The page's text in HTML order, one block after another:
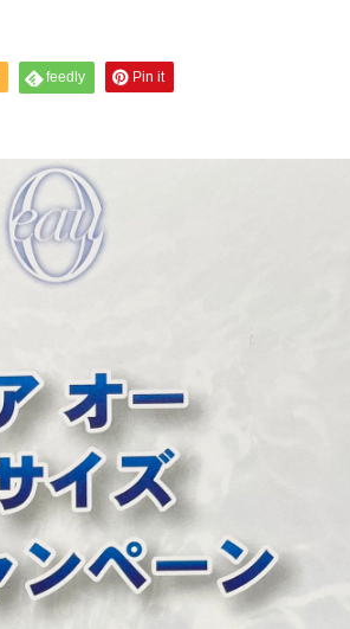
feedly Pin it